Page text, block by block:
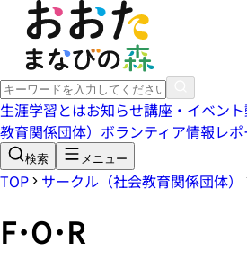
生涯学習とはお知らせ講座・イベント
教育関係団体） ボランティア情報レ
検索 メニュー
TOP サークル（社会教育関係団体）
F･O･R